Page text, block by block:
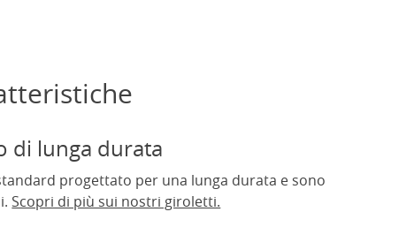
di lunga durata
progettato per una lunga durata e sono
Scopri di più sui nostri giroletti.